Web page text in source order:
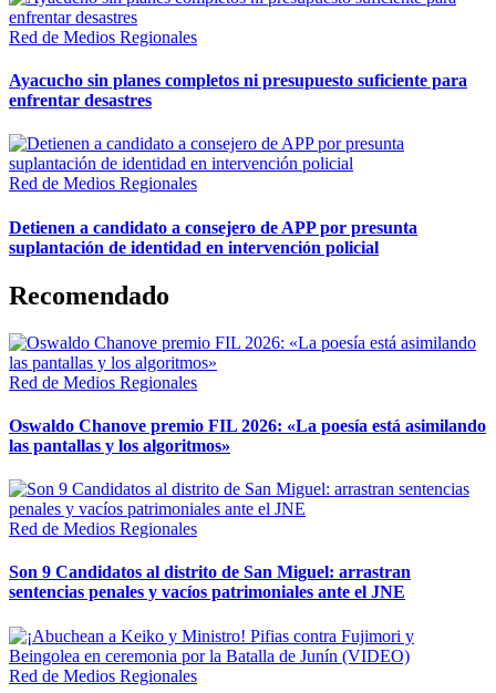
Red de Medios Regionales
Ayacucho sin planes completos ni presupuesto suficiente para
enfrentar desastres
Red de Medios Regionales
Detienen a candidato a consejero de APP por presunta
suplantación de identidad en intervención policial
Recomendado
Red de Medios Regionales
Oswaldo Chanove premio FIL 2026: «La poesía está asimilando
las pantallas y los algoritmos»
Red de Medios Regionales
Son 9 Candidatos al distrito de San Miguel: arrastran
sentencias penales y vacíos patrimoniales ante el JNE
Red de Medios Regionales